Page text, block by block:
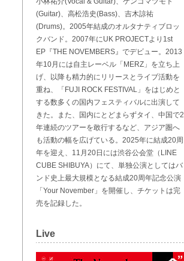
(Guitar)、高松浩史(Bass)、吉木諒祐
(Drums)。2005年結成のオルタナティブロッ
クバンド。2007年にUK PROJECTより1st
EP『THE NOVEMBERS』でデビュー。2013
年10月には自主レーベル「MERZ」を立ち上
げ、以降も精力的にリリースとライブ活動を
重ね、「FUJI ROCK FESTIVAL」をはじめと
する数多くの国内フェスティバルに出演して
きた。また、国内にとどまらずタイ、中国で2
年連続のツアーを敢行するなど、アジア圏へ
も活動の幅を広げている。2025年に結成20周
年を迎え、11月20日には渋谷公会堂（LINE
CUBE SHIBUYA）にて、単独公演としてはバ
ンド史上最大規模となる結成20周年記念公演
「Your November」を開催し、チケットは完
売を記録した。
Live